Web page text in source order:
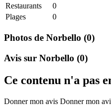
Restaurants
0
Plages
0
Photos de Norbello (0)
Avis sur Norbello (0)
Ce contenu n'a pas
Donner mon avis Donner mon